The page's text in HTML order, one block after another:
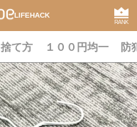
LIFEHACK
RANK
捨て方 １００円均一 防